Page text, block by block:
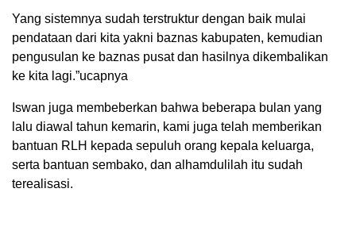
Yang sistemnya sudah terstruktur dengan baik mulai
pendataan dari kita yakni baznas kabupaten, kemudian
pengusulan ke baznas pusat dan hasilnya dikembalikan
ke kita lagi.”ucapnya
Iswan juga membeberkan bahwa beberapa bulan yang
lalu diawal tahun kemarin, kami juga telah memberikan
bantuan RLH kepada sepuluh orang kepala keluarga,
serta bantuan sembako, dan alhamdulilah itu sudah
terealisasi.